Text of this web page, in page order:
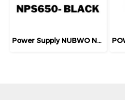
Power Supply NUBWO NPS650 Full Watt